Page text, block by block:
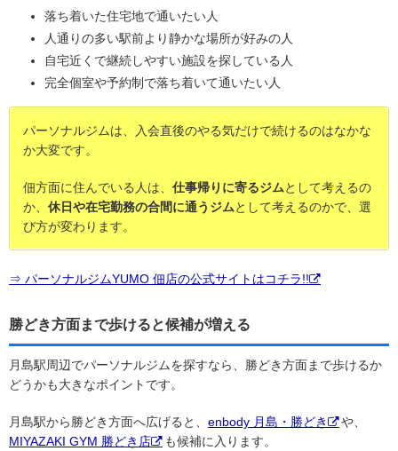
落ち着いた住宅地で通いたい人
人通りの多い駅前より静かな場所が好みの人
自宅近くで継続しやすい施設を探している人
完全個室や予約制で落ち着いて通いたい人
パーソナルジムは、入会直後のやる気だけで続けるのはなかな
か大変です。
佃方面に住んでいる人は、 仕事帰りに寄るジムとして考えるの
か、 休日や在宅勤務の合間に通うジムとして考えるのかで、選
び方が変わります。
⇒ パーソナルジムYUMO 佃店の公式サイトはコチラ!!
勝どき方面まで歩けると候補が増える
月島駅周辺でパーソナルジムを探すなら、勝どき方面まで歩けるか
どうかも大きなポイントです。
月島駅から勝どき方面へ広げると、 enbody 月島・勝どき
や、
MIYAZAKI GYM 勝どき店
も候補に入ります。